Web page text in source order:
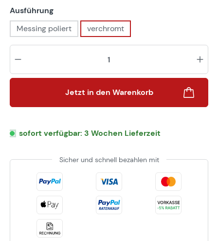
Ausführungauswählen
Messing poliert
verchromt
Jetzt in den Warenkorb
sofort verfügbar: 3 Wochen Lieferzeit
Sicher und schnell bezahlen mit